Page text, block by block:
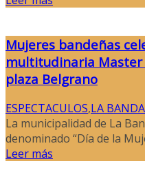
Mujeres bandeñas
multitudinaria Master
plaza Belgrano
ESPECTACULOS,LA BANDA
La municipalidad de La
denominado “Día de la
Leer más